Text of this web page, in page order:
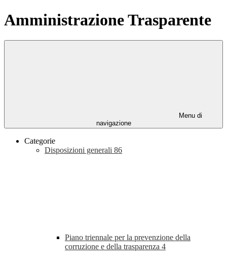
Amministrazione Trasparente
Menu di
navigazione
Categorie
Disposizioni generali 86
Piano triennale per la prevenzione della
corruzione e della trasparenza 4